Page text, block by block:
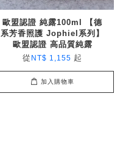
歐盟認證 純露100ml 【德
系芳香照護 Jophiel系列】
歐盟認證 高品質純露
從 NT$ 1,155 起
加入購物車